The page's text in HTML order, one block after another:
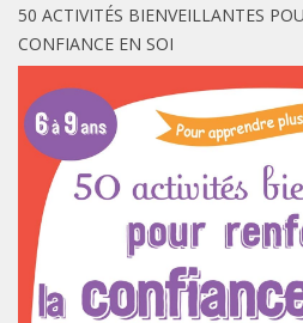
50 ACTIVITÉS BIENVEILLANTES
CONFIANCE EN SOI